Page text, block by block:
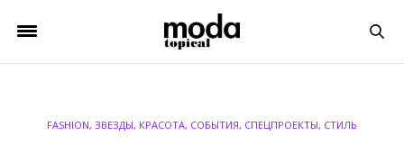
FASHION, ЗВЕЗДЫ, КРАСОТА, СОБЫТИЯ, СПЕЦПРОЕКТЫ, СТИЛЬ